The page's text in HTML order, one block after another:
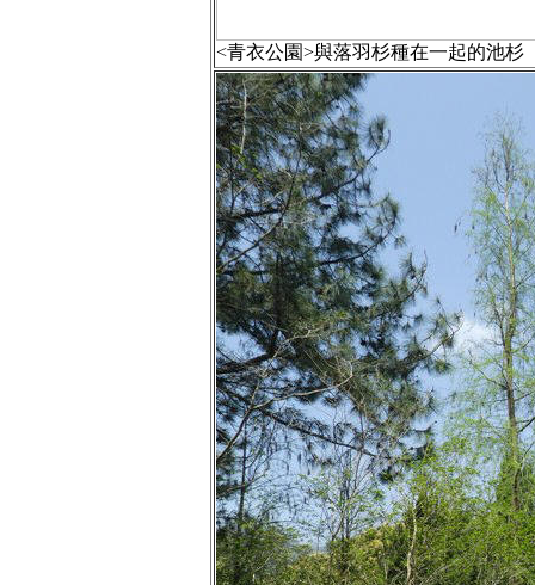
<青衣公園>與落羽杉種在一起的池杉